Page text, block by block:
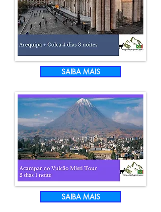
SAIBA MAIS
SAIBA MAIS